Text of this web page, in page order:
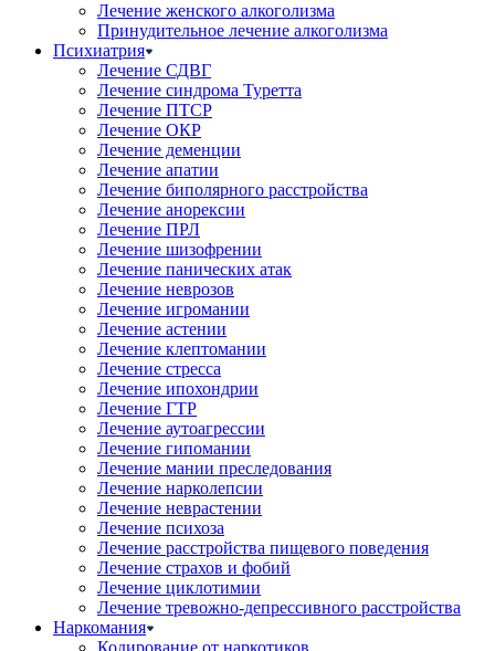
Лечение женского алкоголизма
Принудительное лечение алкоголизма
Психиатрия
Лечение СДВГ
Лечение синдрома Туретта
Лечение ПТСР
Лечение ОКР
Лечение деменции
Лечение апатии
Лечение биполярного расстройства
Лечение анорексии
Лечение ПРЛ
Лечение шизофрении
Лечение панических атак
Лечение неврозов
Лечение игромании
Лечение астении
Лечение клептомании
Лечение стресса
Лечение ипохондрии
Лечение ГТР
Лечение аутоагрессии
Лечение гипомании
Лечение мании преследования
Лечение нарколепсии
Лечение неврастении
Лечение психоза
Лечение расстройства пищевого поведения
Лечение страхов и фобий
Лечение циклотимии
Лечение тревожно-депрессивного расстройства
Наркомания
Кодирование от наркотиков